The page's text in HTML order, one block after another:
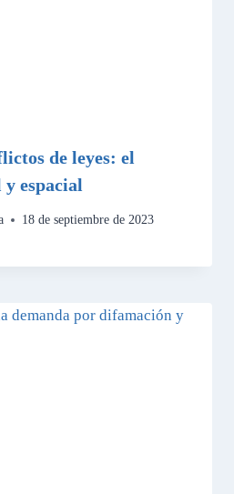
de leyes: el
espacial
18 de septiembre de 2023